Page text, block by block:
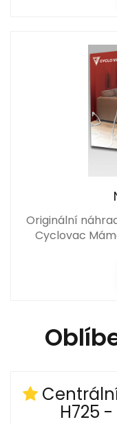
Originální
Cyclovac
H725